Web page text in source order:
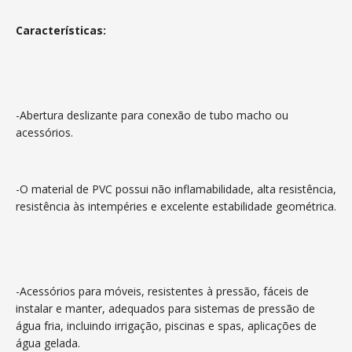
Características:
-Abertura deslizante para conexão de tubo macho ou
acessórios.
-O material de PVC possui não inflamabilidade, alta resistência,
resistência às intempéries e excelente estabilidade geométrica.
-Acessórios para móveis, resistentes à pressão, fáceis de
instalar e manter, adequados para sistemas de pressão de
água fria, incluindo irrigação, piscinas e spas, aplicações de
água gelada.